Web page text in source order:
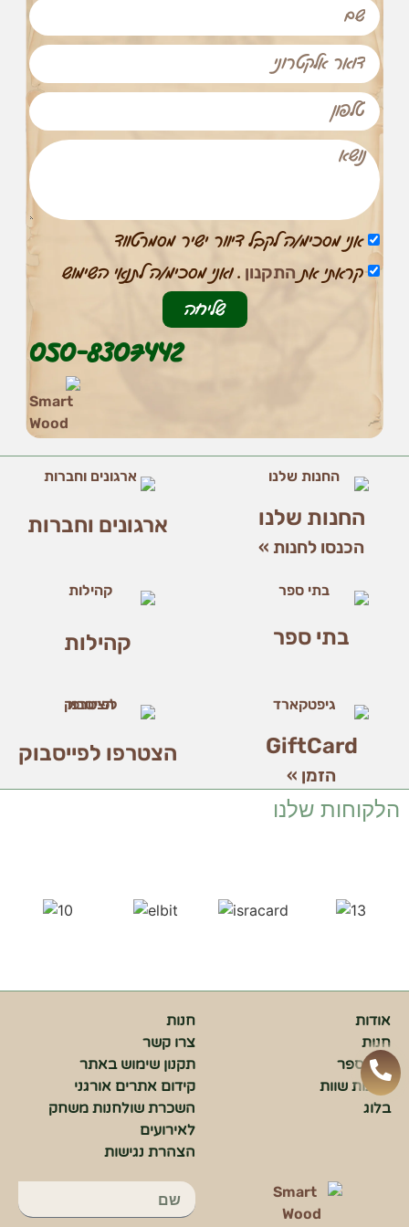
אני מסכימ/ה לקבל דיוור ישיר מסמרטווד
קראתי אתהתקנון . ואני מסכימ/ה לתנאי השימוש
שליחה
050-8307442
החנות שלנו
הכנסו לחנות »
ארגונים וחברות
בתי ספר קהילות
GiftCard
הזמן »
הצטרפו לפייסבוק
הלקוחות שלנו
אודות
חנות
בתי ספר
מתנות שוות
בלוג
חנות
צרו קשר
תקנון שימוש באתר
קידום אתרים אורגני
השכרת שולחנות משחק
לאירועים
הצהרת נגישות
הן
חיוניות
בשביל
שהאתר
יעבוד
כמו
סטטיסטיקה
כדי שנוכל
להמשיך
משתמשים
באיסוף
נתונים
סטטיסטים
ואנליזות
מתקדמות של
אופן השימוש
חווית
גלישה
בצורה
ביותר בזמן
הביקור
שלכם. אם
תבחרו לא
לאפשר
עוגיות אלה,
יהיו זמינות.